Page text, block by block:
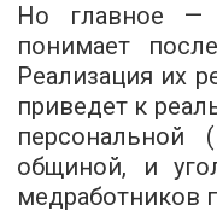
Но главное —
понимает
Реализация их
приведет к
общиной, и
медработников